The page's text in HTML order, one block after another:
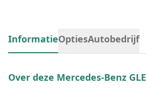
InformatieOptiesAutobedrijf
Over deze Mercedes-Benz GLE